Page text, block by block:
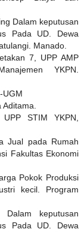
Dalam keputusan
Pada UD. Dewa
Manado.
7, UPP AMP
YKPN.
UGM
STIM YKPN,
Jual pada Rumah
Fakultas Ekonomi
Pokok Produksi
kecil. Program
keputusan
Pada UD. Dewa